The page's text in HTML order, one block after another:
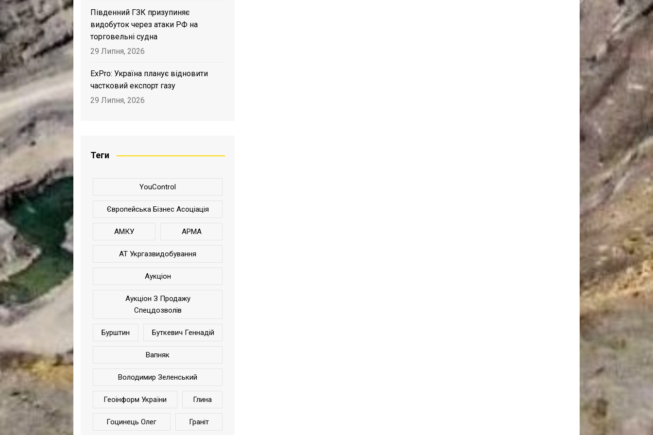
Південний ГЗК призупиняє
видобуток через атаки РФ на
торговельні судна
29 Липня, 2026
ExPro: Україна планує відновити
частковий експорт газу
29 Липня, 2026
Теги
YouControl
Європейська Бізнес Асоціація
АМКУ АРМА
АТ Укргазвидобування
Аукціон
Аукціон З Продажу
Спецдозволів
Бурштин Буткевич Геннадій
Вапняк
Володимир Зеленський
Геоінформ України Глина
Гоцинець Олег Граніт